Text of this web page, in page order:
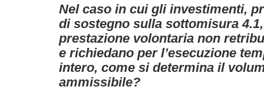
Nel caso in cui gli investimenti,
di sostegno sulla sottomisura
prestazione volontaria non
e richiedano per l’esecuzione
intero, come si determina il
ammissibile?